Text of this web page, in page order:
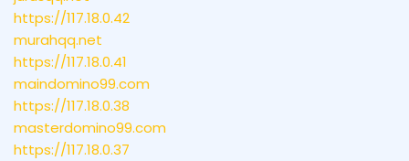
https://117.18.0.42
murahqq.net
https://117.18.0.41
maindomino99.com
https://117.18.0.38
masterdomino99.com
https://117.18.0.37